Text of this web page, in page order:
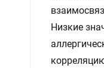
Низкие